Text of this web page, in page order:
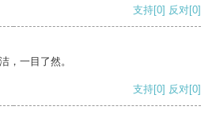
支持[0] 反对[0]
，一目了然。
支持[0] 反对[0]